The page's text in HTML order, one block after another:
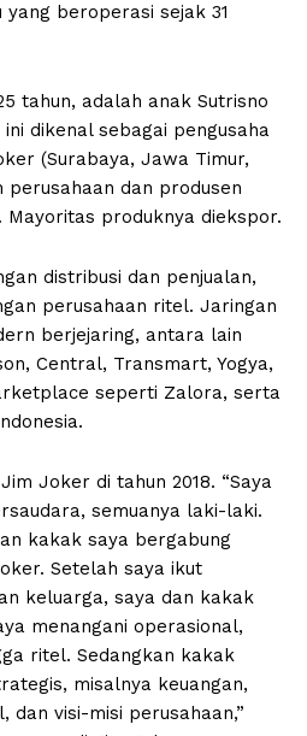
beroperasi sejak 31
tahun, adalah anak Sutrisno
dikenal sebagai pengusaha
(Surabaya, Jawa Timur,
perusahaan dan produsen
produknya diekspor.
distribusi dan penjualan,
perusahaan ritel. Jaringan
berjejaring, antara lain
Central, Transmart, Yogya,
seperti Zalora, serta
Joker di tahun 2018. “Saya
semuanya laki-laki.
kakak saya bergabung
Setelah saya ikut
keluarga, saya dan kakak
menangani operasional,
ritel. Sedangkan kakak
misalnya keuangan,
dan visi-misi perusahaan,”